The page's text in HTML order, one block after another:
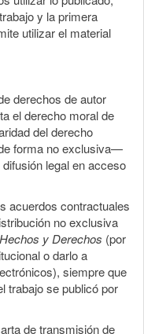
y la primera
utilizar el material
derechos de autor
el derecho moral de
del derecho
forma no exclusiva—
legal en acceso
acuerdos contractuales
no exclusiva
Hechos y Derechos (por
o darlo a
siempre que
trabajo se publicó por
de transmisión de